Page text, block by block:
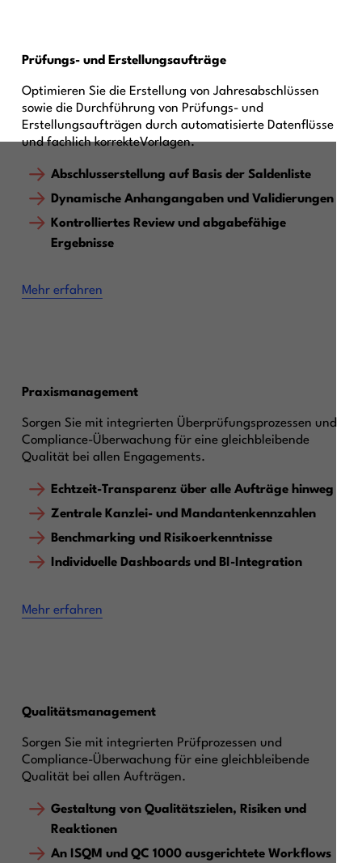
Prüfungs- und Erstellungsaufträge
Optimieren Sie die Erstellung von Jahresabschlüssen
sowie die Durchführung von Prüfungs- und
Erstellungsaufträgen durch automatisierte Datenflüsse
und fachlich korrekteVorlagen.
Abschlusserstellung auf Basis der Saldenliste
Dynamische Anhangangaben und Validierungen
Kontrolliertes Review und abgabefähige
Ergebnisse
Mehr erfahren
Praxismanagement
Sorgen Sie mit integrierten Überprüfungsprozessen und
Compliance-Überwachung für eine gleichbleibende
Qualität bei allen Engagements.
Echtzeit-Transparenz über alle Aufträge hinweg
Zentrale Kanzlei- und Mandantenkennzahlen
Benchmarking und Risikoerkenntnisse
Individuelle Dashboards und BI-Integration
Mehr erfahren
Qualitätsmanagement
Sorgen Sie mit integrierten Prüfprozessen und
Compliance-Überwachung für eine gleichbleibende
Qualität bei allen Aufträgen.
Gestaltung von Qualitätszielen, Risiken und
Reaktionen
An ISQM und QC 1000 ausgerichtete Workflows